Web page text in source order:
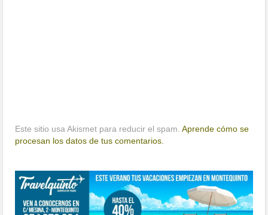
Este sitio usa Akismet para reducir el spam.Aprende cómo se
procesan los datos de tus comentarios.